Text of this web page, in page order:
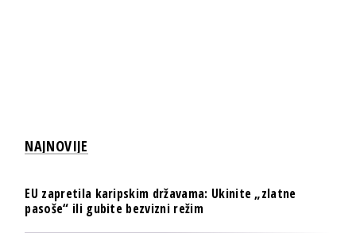
NAJNOVIJE
EU zapretila karipskim državama: Ukinite „zlatne
pasoše“ ili gubite bezvizni režim